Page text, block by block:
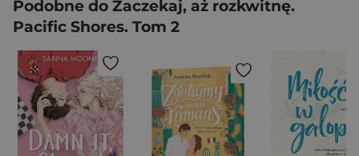
Podobne do Zaczekaj, aż rozkwitnę.
Pacific Shores. Tom 2